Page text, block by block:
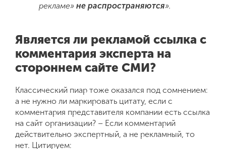
рекламе»не распространяются».
Является ли рекламой ссылка с
комментария эксперта на
стороннем сайте СМИ?
Классический пиар тоже оказался под сомнением:
а не нужно ли маркировать цитату, если с
комментария представителя компании есть ссылка
на сайт организации? – Если комментарий
действительно экспертный, а не рекламный, то
нет. Цитируем: